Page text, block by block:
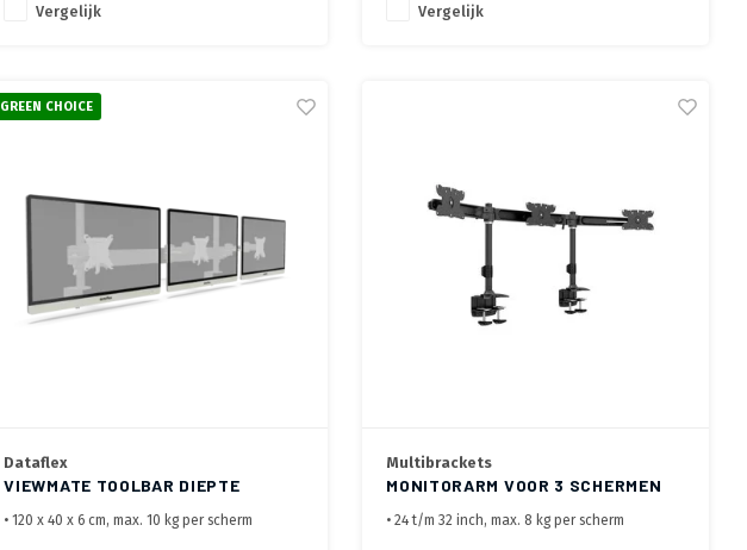
Vergelijk Vergelijk
GREEN CHOICE
Dataflex
VIEWMATE TOOLBAR DIEPTE
VERSTELBAAR
• 120 x 40 x 6 cm, max. 10 kg per scherm
Multibrackets
MONITORARM VOOR 3 SCHERMEN
• 24 t/m 32 inch, max. 8 kg per scherm